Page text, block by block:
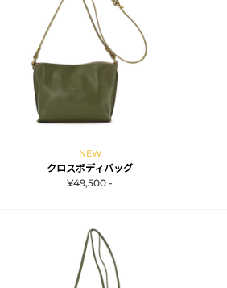
NEW
クロスボディバッグ
¥49,500 -